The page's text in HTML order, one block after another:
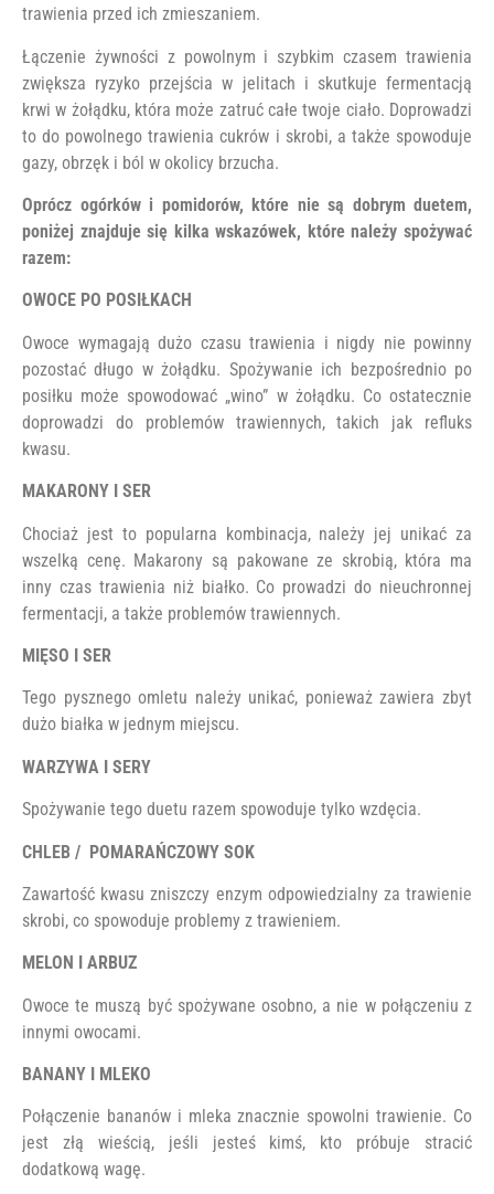
trawienia przed ich zmieszaniem.
Łączenie żywności z powolnym i szybkim czasem trawienia
zwiększa ryzyko przejścia w jelitach i skutkuje fermentacją
krwi w żołądku, która może zatruć całe twoje ciało. Doprowadzi
to do powolnego trawienia cukrów i skrobi, a także spowoduje
gazy, obrzęk i ból w okolicy brzucha.
Oprócz ogórków i pomidorów, które nie są dobrym duetem,
poniżej znajduje się kilka wskazówek, które należy spożywać
razem:
OWOCE PO POSIŁKACH
Owoce wymagają dużo czasu trawienia i nigdy nie powinny
pozostać długo w żołądku. Spożywanie ich bezpośrednio po
posiłku może spowodować „wino” w żołądku. Co ostatecznie
doprowadzi do problemów trawiennych, takich jak refluks
kwasu.
MAKARONY I SER
Chociaż jest to popularna kombinacja, należy jej unikać za
wszelką cenę. Makarony są pakowane ze skrobią, która ma
inny czas trawienia niż białko. Co prowadzi do nieuchronnej
fermentacji, a także problemów trawiennych.
MIĘSO I SER
Tego pysznego omletu należy unikać, ponieważ zawiera zbyt
dużo białka w jednym miejscu.
WARZYWA I SERY
Spożywanie tego duetu razem spowoduje tylko wzdęcia.
CHLEB / POMARAŃCZOWY SOK
Zawartość kwasu zniszczy enzym odpowiedzialny za trawienie
skrobi, co spowoduje problemy z trawieniem.
MELON I ARBUZ
Owoce te muszą być spożywane osobno, a nie w połączeniu z
innymi owocami.
BANANY I MLEKO
Połączenie bananów i mleka znacznie spowolni trawienie. Co
jest złą wieścią, jeśli jesteś kimś, kto próbuje stracić
dodatkową wagę.